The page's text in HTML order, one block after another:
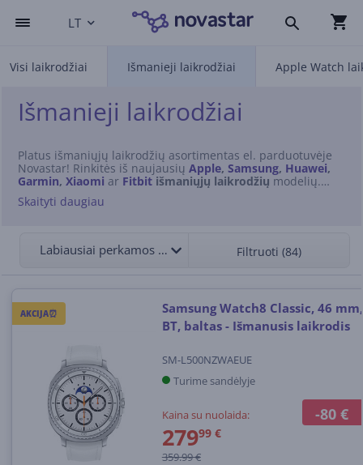
LT
Visi laikrodžiai Išmanieji laikrodžiai Apple Watch
Išmanieji laikrodžiai
Platus išmaniųjų laikrodžių asortimentas el. parduotuvėje
Novastar! Rinkitės iš naujausių Apple, Samsung, Huawei,
Garmin, Xiaomi ar Fitbit išmaniųjų laikrodžių modelių.
Išmanieji laikrodžiai yra neatsiejama šiuolaikinio žmogaus
gyvenimo dalis – jie rodo ne tik laiką, bet ir įvairias,
išmaniuoju telefonu, šie įrenginiai padės sekti kasdienę
veiklą, efektyviai planuoti laiką ir išlaikyti ryšį su svarbiausia
Skaityti daugiau
Labiausiai perkamos viršuje Filtruoti (84)
AKCIJA⏰
-80 €
Samsung Watch8 Classic, 46 mm,
BT, baltas - Išmanusis laikrodis
SM-L500NZWAEUE
Turime sandėlyje
Kaina su nuolaida:
27999 €
359.99 €